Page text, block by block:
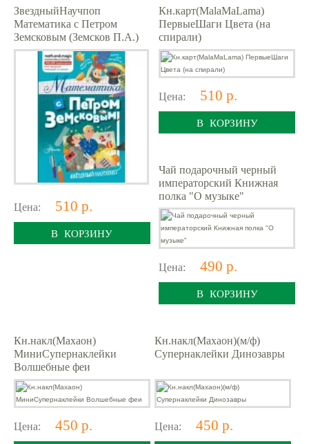
ЗвездныйНаучпоп
Математика с Петром
Земсковым (Земсков П.А.)
Цена: 510 р.
В КОРЗИНУ
Кн.карт(MalaMaLama)
ПервыеШаги Цвета (на
спирали)
Цена: 510 р.
В КОРЗИНУ
Чай подарочный черный
императорский Книжная
полка "О музыке"
Цена: 490 р.
В КОРЗИНУ
Кн.накл(Махаон)
МиниСупернаклейки
Волшебные феи
Цена: 450 р.
Кн.накл(Махаон)(м/ф)
Супернаклейки Динозавры
Цена: 450 р.